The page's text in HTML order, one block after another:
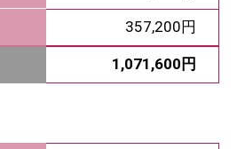
357,200円
1,071,600円